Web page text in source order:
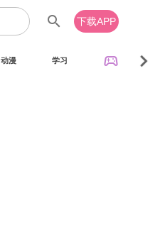
search 下载APP
动漫 学习 sports_esports chevron_right